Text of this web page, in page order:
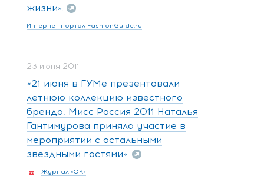
жизни».
Интернет-портал FashionGuide.ru
23 июня 2011
«21 июня в ГУМе презентовали
летнюю коллекцию известного
бренда. Мисс Россия 2011 Наталья
Гантимурова приняла участие в
мероприятии с остальными
звездными гостями».
Журнал «ОК»